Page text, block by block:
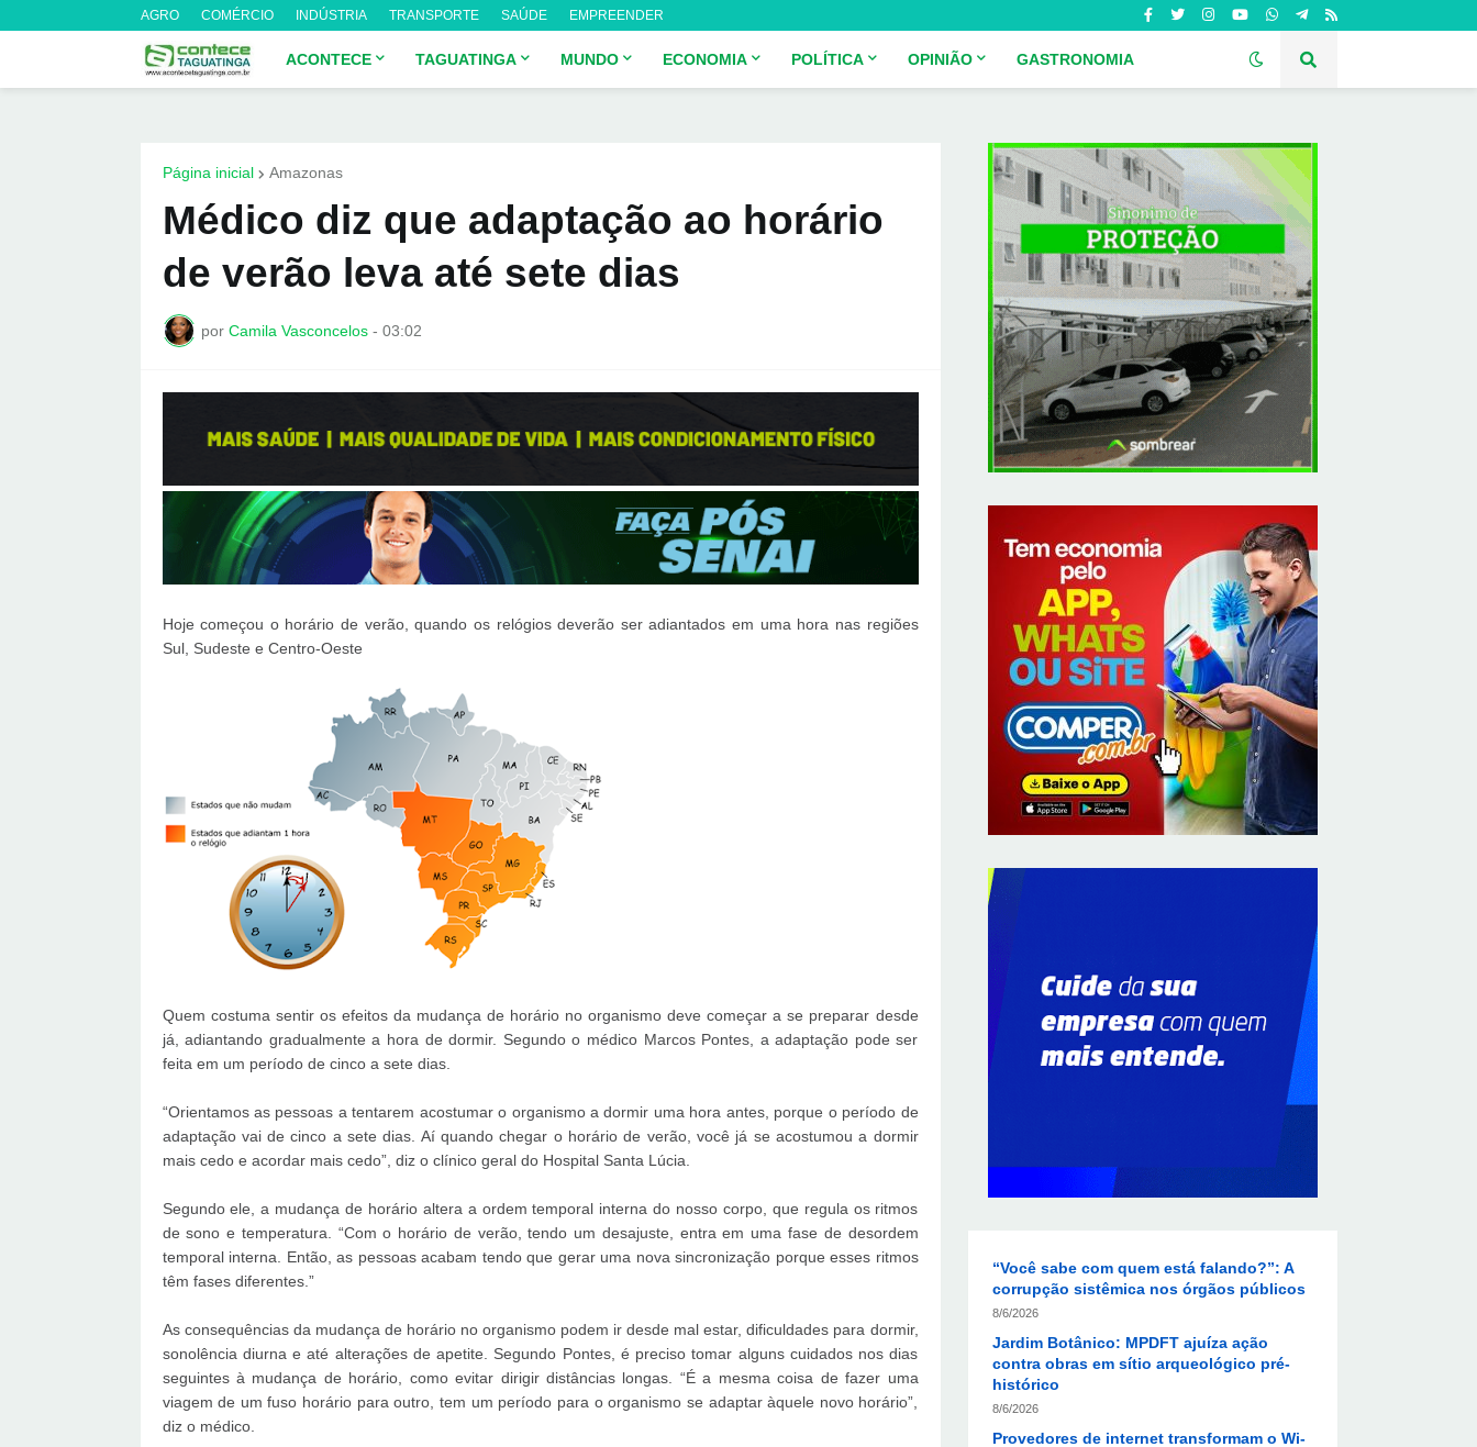
AGRO COMÉRCIO INDÚSTRIA TRANSPORTE SAÚDE EMPREENDER
ACONTECE TAGUATINGA MUNDO ECONOMIA POLÍTICA OPINIÃO GASTRONOMIA
Página inicial Amazonas
Médico diz que adaptação ao horário
de verão leva até sete dias
por Camila Vasconcelos - 03:02
Hoje começou o horário de verão, quando os relógios deverão ser adiantados em uma hora nas regiões
Sul, Sudeste e Centro-Oeste
Quem costuma sentir os efeitos da mudança de horário no organismo deve começar a se preparar desde
já, adiantando gradualmente a hora de dormir. Segundo o médico Marcos Pontes, a adaptação pode ser
feita em um período de cinco a sete dias.
“Orientamos as pessoas a tentarem acostumar o organismo a dormir uma hora antes, porque o período de
adaptação vai de cinco a sete dias. Aí quando chegar o horário de verão, você já se acostumou a dormir
mais cedo e acordar mais cedo”, diz o clínico geral do Hospital Santa Lúcia.
Segundo ele, a mudança de horário altera a ordem temporal interna do nosso corpo, que regula os ritmos
de sono e temperatura. “Com o horário de verão, tendo um desajuste, entra em uma fase de desordem
temporal interna. Então, as pessoas acabam tendo que gerar uma nova sincronização porque esses ritmos
têm fases diferentes.”
As consequências da mudança de horário no organismo podem ir desde mal estar, dificuldades para dormir,
sonolência diurna e até alterações de apetite. Segundo Pontes, é preciso tomar alguns cuidados nos dias
seguintes à mudança de horário, como evitar dirigir distâncias longas. “É a mesma coisa de fazer uma
viagem de um fuso horário para outro, tem um período para o organismo se adaptar àquele novo horário”,
diz o médico.
Supermercados transformam o Wi-Fi em
ferramenta estratégica para fidelizar
Região - TRF abrem processo seletivo
para o Programa de Estágio
8/6/2026
8/6/2026
Jardim Botânico: MPDFT ajuíza ação
contra obras em sítio arqueológico pré-
histórico
8/6/2026
Provedores de internet transformam o Wi-
Fi em ferramenta de fidelização e novas
receitas